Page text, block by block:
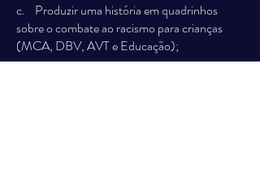
c. Produzir uma história em quadrinhos
sobre o combate ao racismo para crianças
(MCA, DBV, AVT e Educação);